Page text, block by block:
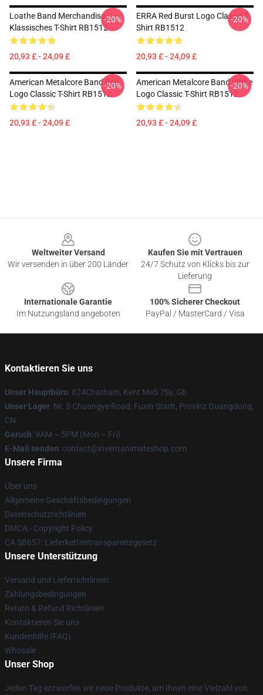
Loathe Band Merchandise
Klassisches T-Shirt RB1512
20,93 £ - 24,09 £
-20%
ERRA Red Burst Logo Classic T-
Shirt RB1512
20,93 £ - 24,09 £
-20%
American Metalcore Band Red
Logo Classic T-Shirt RB1512
20,93 £ - 24,09 £
-20%
American Metalcore Band White
Logo Classic T-Shirt RB1512
20,93 £ - 24,09 £
-20%
Weltweiter Versand
Wir versenden in über 200 Länder
Kaufen Sie mit Vertrauen
24/7 Schutz von Klicks bis zur
Lieferung
Internationale Garantie
Im Nutzungsland angeboten
100% Sicherer Checkout
PayPal / MasterCard / Visa
Kontaktieren Sie uns
Unser Hauptbüro: 824Chatham, Kent Me5 7Sy, Gb
Unser Lager: Nr. 5 Chuangye Road, Fuxin Stadt, Provinz Guangdong,
CN
Geruch: 9AM – 5PM (Mon – Fri)
E-Mail senden: contact@inventanimateshop.com
Unsere Firma
Über uns
Allgemeine Geschäftsbedingungen
Datenschutzrichtlinien
DMCA - Copyright Policy
CA SB657: Lieferkettentransparenzgesetz
Unsere Unterstützung
Versand und Lieferrichtlinien
Zahlungsbedingungen
Return & Refund Richtlinien
Kontaktieren Sie uns
Kundenhilfe (FAQ)
Whosale
Unser Shop
Jeden Tag entwerfen wir neue Produkte, um Ihnen eine Vielzahl von